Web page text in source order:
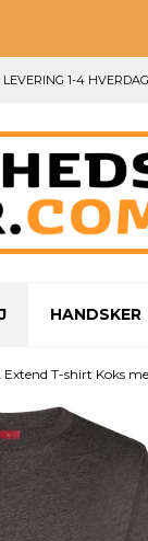
1-4
HANDSKER
Extend T-shirt Koks